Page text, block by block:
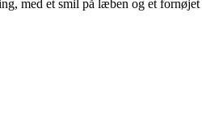
med et smil på læben og et